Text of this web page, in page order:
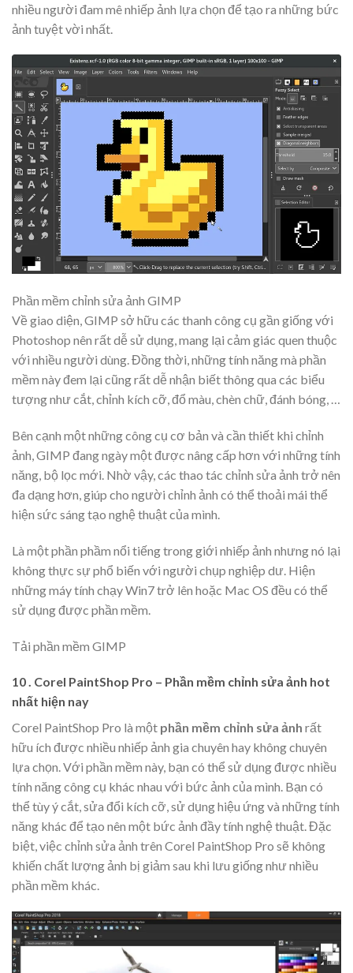
nhiều người đam mê nhiếp ảnh lựa chọn để tạo ra những bức
ảnh tuyệt vời nhất.
Phần mềm chỉnh sửa ảnh GIMP
Về giao diện, GIMP sở hữu các thanh công cụ gần giống với
Photoshop nên rất dễ sử dụng, mang lại cảm giác quen thuộc
với nhiều người dùng. Đồng thời, những tính năng mà phần
mềm này đem lại cũng rất dễ nhận biết thông qua các biểu
tượng như cắt, chỉnh kích cỡ, đổ màu, chèn chữ, đánh bóng, …
Bên cạnh một những công cụ cơ bản và cần thiết khi chỉnh
ảnh, GIMP đang ngày một được nâng cấp hơn với những tính
năng, bộ lọc mới. Nhờ vậy, các thao tác chỉnh sửa ảnh trở nên
đa dạng hơn, giúp cho người chỉnh ảnh có thể thoải mái thể
hiện sức sáng tạo nghệ thuật của mình.
Là một phần phầm nổi tiếng trong giới nhiếp ảnh nhưng nó lại
không thực sự phổ biến với người chụp nghiệp dư. Hiện
những máy tính chạy Win7 trở lên hoặc Mac OS đều có thể
sử dụng được phần mềm.
Tải phần mềm GIMP
10 . Corel PaintShop Pro – Phần mềm chỉnh sửa ảnh hot
nhất hiện nay
Corel PaintShop Pro là một phần mềm chỉnh sửa ảnh rất
hữu ích được nhiều nhiếp ảnh gia chuyên hay không chuyên
lựa chọn. Với phần mềm này, bạn có thể sử dụng được nhiều
tính năng công cụ khác nhau với bức ảnh của mình. Bạn có
thể tùy ý cắt, sửa đổi kích cỡ, sử dụng hiệu ứng và những tính
năng khác để tạo nên một bức ảnh đầy tính nghệ thuật. Đặc
biệt, việc chỉnh sửa ảnh trên Corel PaintShop Pro sẽ không
khiến chất lượng ảnh bị giảm sau khi lưu giống như nhiều
phần mềm khác.